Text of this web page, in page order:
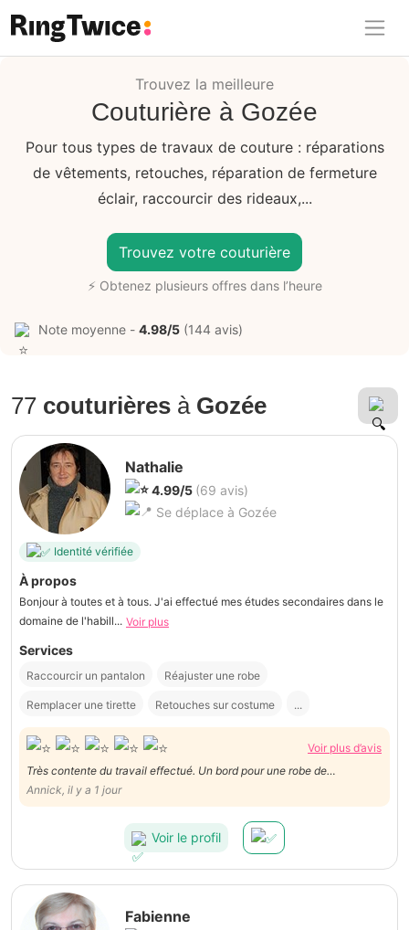
Ring Twice
Trouvez la meilleure
Couturière à Gozée
Pour tous types de travaux de couture : réparations
de vêtements, retouches, réparation de fermeture
éclair, raccourcir des rideaux,...
Trouvez votre couturière
⚡ Obtenez plusieurs offres dans l’heure
Note moyenne - 4.98/5 (144 avis)
77 couturières à Gozée
Nathalie
4.99/5 (69 avis)
Se déplace à Gozée
Identité vérifiée
À propos
Bonjour à toutes et à tous. J'ai effectué mes études secondaires dans le
domaine de l'habill... Voir plus
Services
Raccourcir un pantalon Réajuster une robe
Remplacer une tirette Retouches sur costume ...
Voir plus d’avis
Très contente du travail effectué. Un bord pour une robe de
cérémonie et un bord de pantalon de mariage. Merci. Je recommande
Annick, il y a 1 jour
Voir le profil
Fabienne